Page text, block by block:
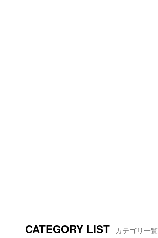
CATEGORY LIST カテゴリ一覧